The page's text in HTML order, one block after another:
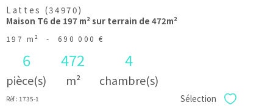
Lattes (34970)
Maison T6 de 197 m² sur terrain de 472m²
197 m² - 690 000 €
6
pièce(s)
472
m²
4
chambre(s)
Réf : 1735-1 Sélection Sélectionner